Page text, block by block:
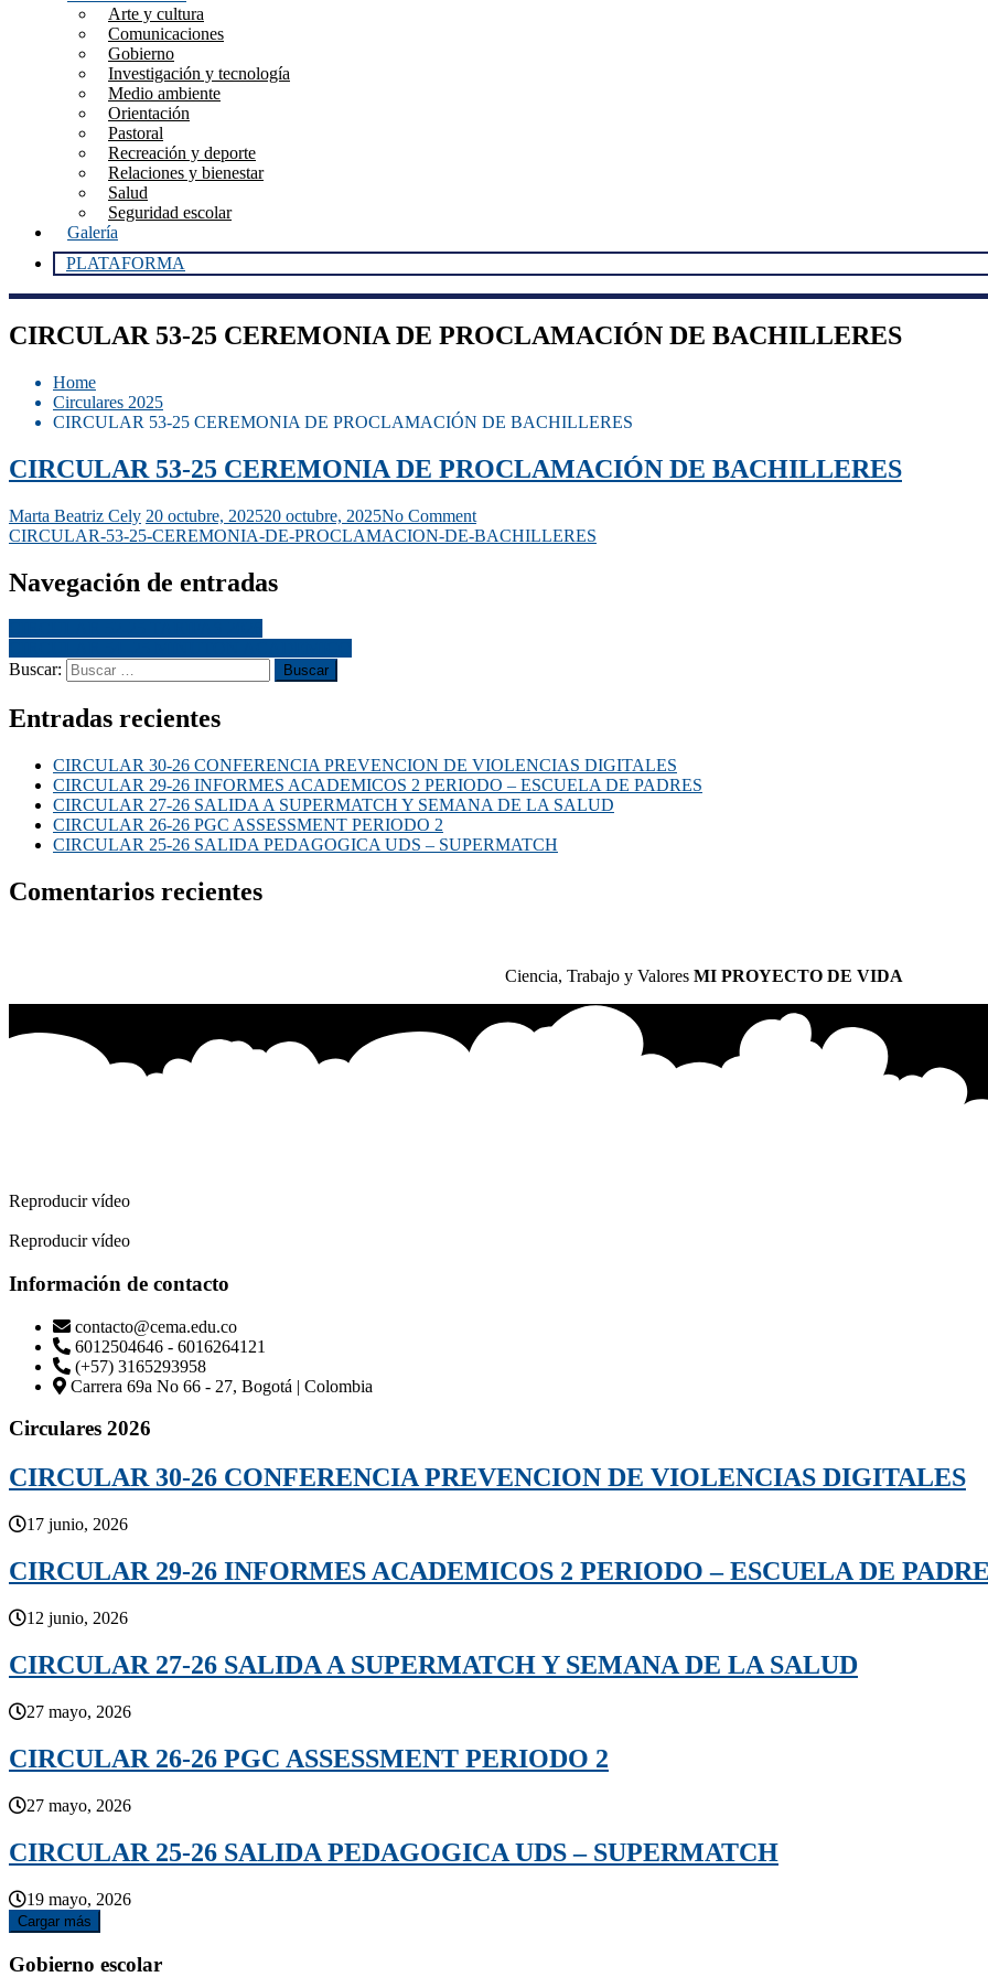
Arte y cultura
Comunicaciones
Gobierno
Investigación y tecnología
Medio ambiente
Orientación
Pastoral
Recreación y deporte
Relaciones y bienestar
Salud
Seguridad escolar
Galería
PLATAFORMA
CIRCULAR 53-25 CEREMONIA DE PROCLAMACIÓN DE BACHILLERES
Home
Circulares 2025
CIRCULAR 53-25 CEREMONIA DE PROCLAMACIÓN DE BACHILLERES
CIRCULAR 53-25 CEREMONIA DE PROCLAMACIÓN DE BACHILLERES
Marta Beatriz Cely 20 octubre, 202520 octubre, 2025No Comment
CIRCULAR-53-25-CEREMONIA-DE-PROCLAMACION-DE-BACHILLERES
Navegación de entradas
Buscar:
Entradas recientes
CIRCULAR 30-26 CONFERENCIA PREVENCION DE VIOLENCIAS DIGITALES
CIRCULAR 29-26 INFORMES ACADEMICOS 2 PERIODO – ESCUELA DE PADRES
CIRCULAR 27-26 SALIDA A SUPERMATCH Y SEMANA DE LA SALUD
CIRCULAR 26-26 PGC ASSESSMENT PERIODO 2
CIRCULAR 25-26 SALIDA PEDAGOGICA UDS – SUPERMATCH
Comentarios recientes
Ciencia, Trabajo y ValoresMI PROYECTO DE VIDA
Reproducir vídeo
Reproducir vídeo
Información de contacto
contacto@cema.edu.co
6012504646 - 6016264121
(+57) 3165293958
Carrera 69a No 66 - 27, Bogotá | Colombia
Circulares 2026
CIRCULAR 30-26 CONFERENCIA PREVENCION DE VIOLENCIAS DIGITALES
17 junio, 2026
CIRCULAR 29-26 INFORMES ACADEMICOS 2 PERIODO – ESCUELA DE
12 junio, 2026
CIRCULAR 27-26 SALIDA A SUPERMATCH Y SEMANA DE LA SALUD
27 mayo, 2026
CIRCULAR 26-26 PGC ASSESSMENT PERIODO 2
27 mayo, 2026
CIRCULAR 25-26 SALIDA PEDAGOGICA UDS – SUPERMATCH
19 mayo, 2026
Cargar más
Gobierno escolar